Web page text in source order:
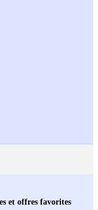
et offres favorites